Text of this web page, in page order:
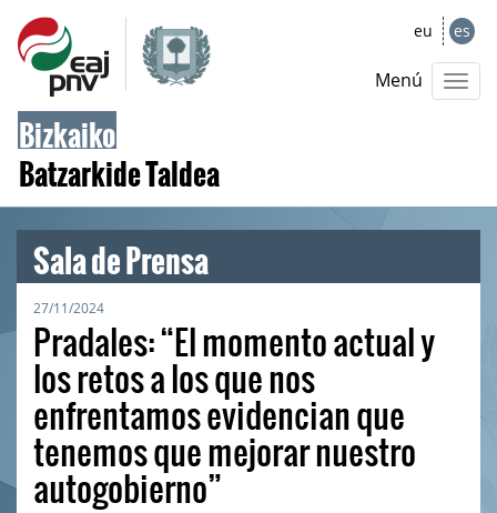
Bizkaiko
Batzarkide Taldea
eu es
Menú
Sala de Prensa
27/11/2024
Pradales: “El momento actual y
los retos a los que nos
enfrentamos evidencian que
tenemos que mejorar nuestro
autogobierno”